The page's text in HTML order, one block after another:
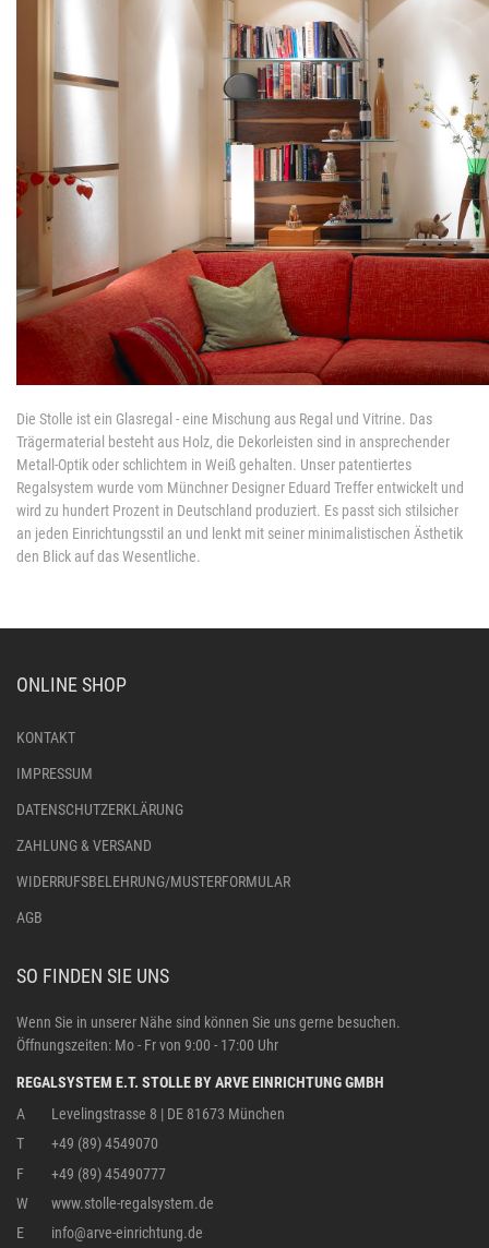
Die Stolle ist ein Glasregal - eine Mischung aus Regal und Vitrine. Das
Trägermaterial besteht aus Holz, die Dekorleisten sind in ansprechender
Metall-Optik oder schlichtem in Weiß gehalten. Unser patentiertes
Regalsystem wurde vom Münchner Designer Eduard Treffer entwickelt und
wird zu hundert Prozent in Deutschland produziert. Es passt sich stilsicher
an jeden Einrichtungsstil an und lenkt mit seiner minimalistischen Ästhetik
den Blick auf das Wesentliche.
ONLINE SHOP
KONTAKT
IMPRESSUM
DATENSCHUTZERKLÄRUNG
ZAHLUNG & VERSAND
WIDERRUFSBELEHRUNG/MUSTERFORMULAR
AGB
SO FINDEN SIE UNS
Wenn Sie in unserer Nähe sind können Sie uns gerne besuchen.
Öffnungszeiten: Mo - Fr von 9:00 - 17:00 Uhr
REGALSYSTEM E.T. STOLLE BY ARVE EINRICHTUNG GMBH
A
Levelingstrasse 8 | DE 81673 München
T
+49 (89) 4549070
F
+49 (89) 45490777
W
www.stolle-regalsystem.de
E
info@arve-einrichtung.de